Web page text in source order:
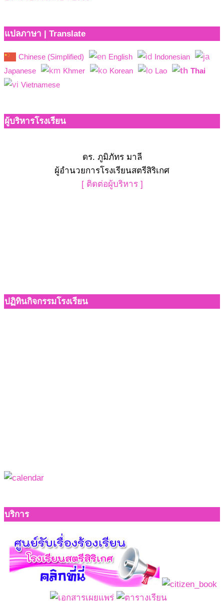
แปลภาษา | Translate
Chinese (Simplified) English
Indonesian
Japanese
Khmer Korean Lao
Thai
Vietnamese
ผู้บริหารโรงเรียน
ดร. ภูมิภัทร มาลี
ผู้อำนวยการโรงเรียนสตรีสิริเกศ
[ ติดต่อผู้บริหาร ]
ปฏิทินกิจกรรมโรงเรียน
บริการ